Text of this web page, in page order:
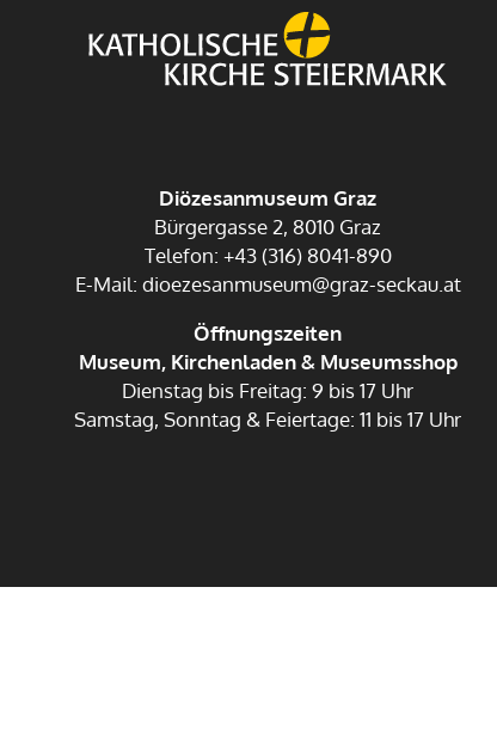
Diözesanmuseum Graz
Bürgergasse 2, 8010 Graz
Telefon: +43 (316) 8041-890
E-Mail: dioezesanmuseum@graz-seckau.at
Öffnungszeiten
Museum, Kirchenladen & Museumsshop
Dienstag bis Freitag: 9 bis 17 Uhr
Samstag, Sonntag & Feiertage: 11 bis 17 Uhr